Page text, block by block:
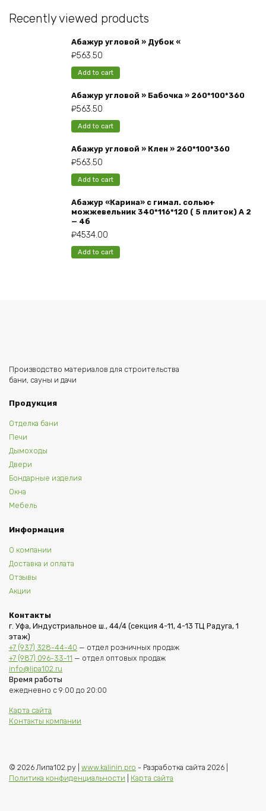
Recently viewed products
Абажур угловой » Дубок «
₽563.50
Add to cart
Абажур угловой » Бабочка » 260*100*360
₽563.50
Add to cart
Абажур угловой » Клен » 260*100*360
₽563.50
Add to cart
Абажур «Карина» с гимал. солью+
можжевельник 340*116*120 ( 5 плиток) А 2
— 4б
₽4534.00
Add to cart
Производство материалов для строительства
бани, сауны и дачи
Продукция
Отделка бани
Печи
Дымоходы
Двери
Бондарные изделия
Окна
Мебель
Информация
О компании
Доставка и оплата
Отзывы
Акции
Контакты
г. Уфа, Индустриальное ш., 44/4 (секция 4-11, 4-13 ТЦ Радуга, 1
этаж)
+7 (937) 328-44-40 — отдел розничных продаж
+7 (987) 096-33-11 — отдел оптовых продаж
info@lipa102.ru
Время работы
ежедневно с 9:00 до 20:00
Карта сайта
Контакты компании
© 2026 Липа102.ру | www.kalinin.pro - Разработка сайта 2026 |
Политика конфиденциальности
Карта сайта